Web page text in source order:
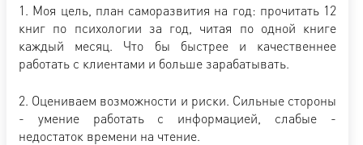
1. Моя цель, план саморазвития на год: прочитать 12
книг по психологии за год, читая по одной книге
каждый месяц. Что бы быстрее и качественнее
работать с клиентами и больше зарабатывать.
2. Оцениваем возможности и риски. Сильные стороны
- умение работать с информацией, слабые -
недостаток времени на чтение.